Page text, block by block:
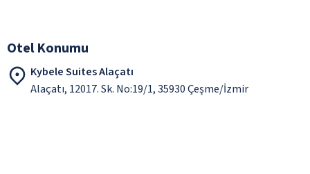
Yerli Alkollü İçecek
Otel Konumu
Kybele Suites Alaçatı
Alaçatı, 12017. Sk. No:19/1, 35930 Çeşme/İzmir